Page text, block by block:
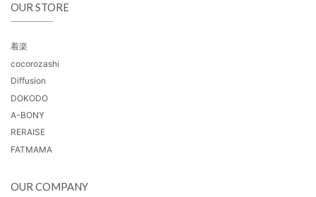
OUR STORE
着楽
cocorozashi
Diffusion
DOKODO
A-BONY
RERAISE
FATMAMA
OUR COMPANY